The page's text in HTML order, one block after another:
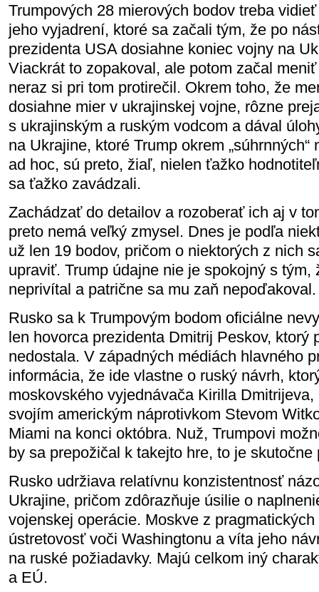
Trumpových 28 mierových bodov treba
jeho vyjadrení, ktoré sa začali tým, že po
prezidenta USA dosiahne koniec vojny na
Viackrát to zopakoval, ale potom začal
neraz si pri tom protirečil. Okrem toho, že
dosiahne mier v ukrajinskej vojne, rôzne
s ukrajinským a ruským vodcom a dával
na Ukrajine, ktoré Trump okrem
ad hoc, sú preto, žiaľ, nielen ťažko
sa ťažko zavádzali.
Zachádzať do detailov a rozoberať ich aj v
preto nemá veľký zmysel. Dnes je podľa
už len 19 bodov, pričom o niektorých z nich
upraviť. Trump údajne nie je spokojný s tým,
neprivítal a patrične sa mu zaň nepoďakoval.
Rusko sa k Trumpovým bodom oficiálne
len hovorca prezidenta Dmitrij Peskov, ktorý
nedostala. V západných médiách hlavného
informácia, že ide vlastne o ruský návrh,
moskovského vyjednávača Kirilla
svojím americkým náprotivkom Stevom
Miami na konci októbra. Nuž, Trumpovi
by sa prepožičal k takejto hre, to je skutočne
Rusko udržiava relatívnu konzistentnosť
Ukrajine, pričom zdôrazňuje úsilie o
vojenskej operácie. Moskve z
ústretovosť voči Washingtonu a víta jeho
na ruské požiadavky. Majú celkom iný
a EÚ.